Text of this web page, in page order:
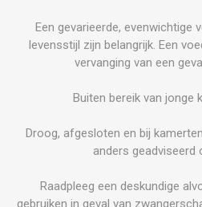
Een gevarieerde, evenwichtige
levensstijl zijn belangrijk. Een
vervanging van een
Buiten bereik van jonge
Droog, afgesloten en bij
anders geadviseerd
Raadpleeg een deskundige
gebruiken in geval van